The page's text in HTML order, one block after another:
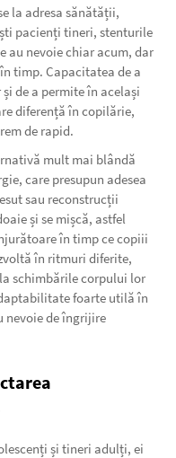
la adresa sănătății,
pacienți tineri, stenturile
au nevoie chiar acum, dar
timp. Capacitatea de a
de a permite în același
diferență în copilărie,
de rapid.
mult mai blândă
care presupun adesea
sau reconstrucții
și se mișcă, astfel
în timp ce copiii
în ritmuri diferite,
schimbările corpului lor
foarte utilă în
de îngrijire
și tineri adulți, ei